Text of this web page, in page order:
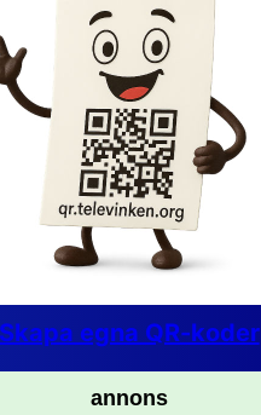
Skapa egna QR-koder
annons